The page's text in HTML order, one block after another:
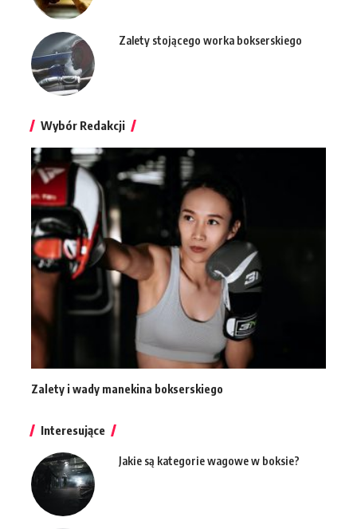
Zalety stojącego worka bokserskiego
Wybór Redakcji
Zalety i wady manekina bokserskiego
Interesujące
Jakie są kategorie wagowe w boksie?